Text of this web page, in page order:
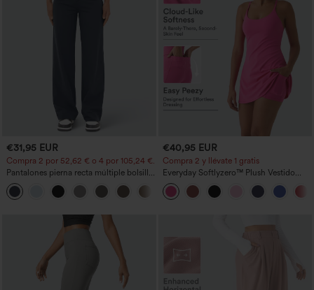
€31,95 EUR
Compra 2 por 52,62 € o 4 por 105,24 €.
Pantalones pierna recta múltiple bolsillo
botón tiro alto
+23
€40,95 EUR
Compra 2 y llévate 1 gratis
Everyday Softlyzero™ Plush Vestido
deportivo sin espalda 2 en 1
acampanado -Wannabe -Easy Peezy